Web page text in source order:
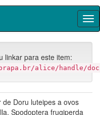
linkar para este item:
alice/handle/
Doru luteipes a ovos
Spodoptera frugiperda